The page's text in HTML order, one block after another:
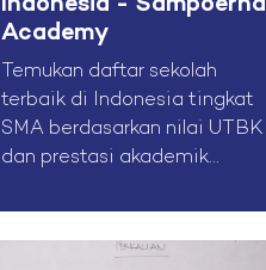
Indonesia - Sampoerna
Academy
Temukan daftar sekolah
terbaik di Indonesia tingkat
SMA berdasarkan nilai UTBK
dan prestasi akademik...